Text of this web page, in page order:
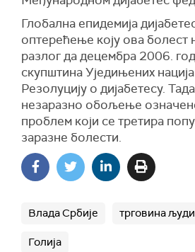
Глобална епидемија
оптерећење коју ова болест
разлог да децембра 2006.
скупштина Уједињених
Резолуцију о дијабетесу.
незаразно обољење
проблем који се третира
заразне болести.
Влада Србије трговина
Голија